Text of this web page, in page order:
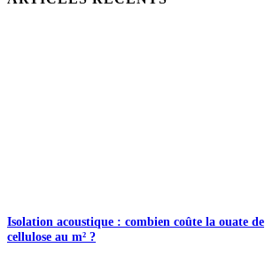
Isolation acoustique : combien coûte la ouate de
cellulose au m² ?